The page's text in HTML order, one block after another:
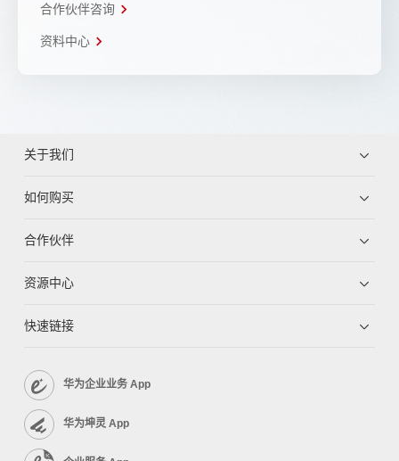
合作伙伴咨询
资料中心
关于我们
如何购买
合作伙伴
资源中心
快速链接
华为企业业务 App
华为坤灵 App